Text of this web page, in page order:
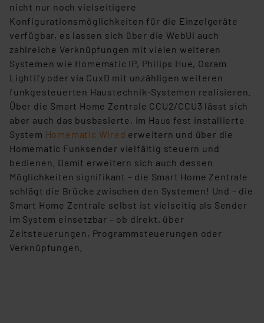
nicht nur noch vielseitigere
Konfigurationsmöglichkeiten für die Einzelgeräte
verfügbar, es lassen sich über die WebUi auch
zahlreiche Verknüpfungen mit vielen weiteren
Systemen wie Homematic IP, Philips Hue, Osram
Lightify oder via CuxD mit unzähligen weiteren
funkgesteuerten Haustechnik-Systemen realisieren.
Über die Smart Home Zentrale CCU2/CCU3 lässt sich
aber auch das busbasierte, im Haus fest installierte
System Homematic Wired erweitern und über die
Homematic Funksender vielfältig steuern und
bedienen. Damit erweitern sich auch dessen
Möglichkeiten signifikant – die Smart Home Zentrale
schlägt die Brücke zwischen den Systemen! Und – die
Smart Home Zentrale selbst ist vielseitig als Sender
im System einsetzbar – ob direkt, über
Zeitsteuerungen, Programmsteuerungen oder
Verknüpfungen.